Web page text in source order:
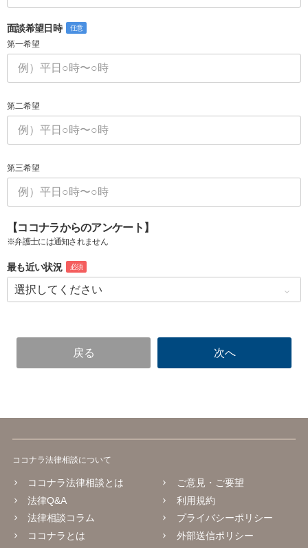
面談希望日時 任意
第一希望
第二希望
第三希望
【ココナラからのアンケート】
※弁護士には通知されません
最も近い状況 必須
ココナラ法律相談について
ココナラ法律相談とは
法律Q&A
法律相談コラム
ココナラとは
ご意見・ご要望
利用規約
プライバシーポリシー
外部送信ポリシー